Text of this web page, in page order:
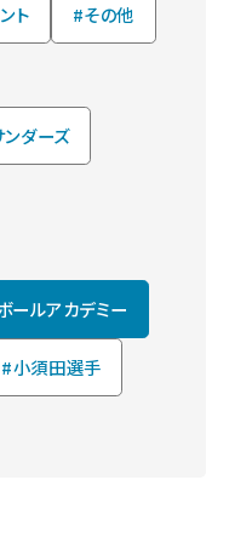
ト #その他
ダーズ
ールアカデミー
#小須田選手